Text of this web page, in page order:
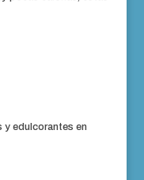
y edulcorantes en